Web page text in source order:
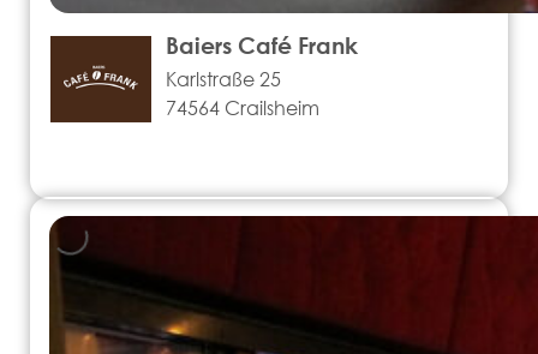
Baiers Café Frank
Karlstraße 25
74564 Crailsheim